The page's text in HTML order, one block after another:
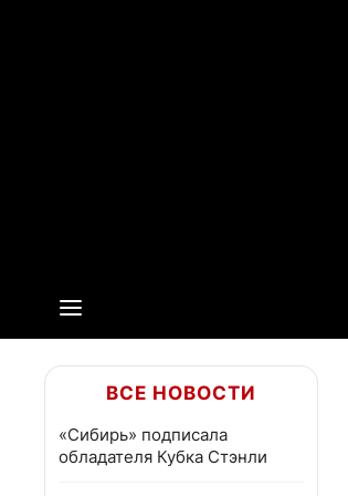
ВСЕ НОВОСТИ
«Сибирь» подписала
обладателя Кубка Стэнли